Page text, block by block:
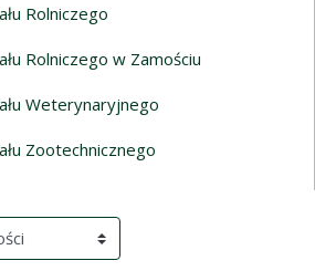
Rolniczego
Rolniczego w Zamościu
Weterynaryjnego
Zootechnicznego
przeładowanie treści)